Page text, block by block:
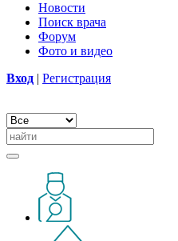
Новости
Поиск врача
Форум
Фото и видео
Вход | Регистрация